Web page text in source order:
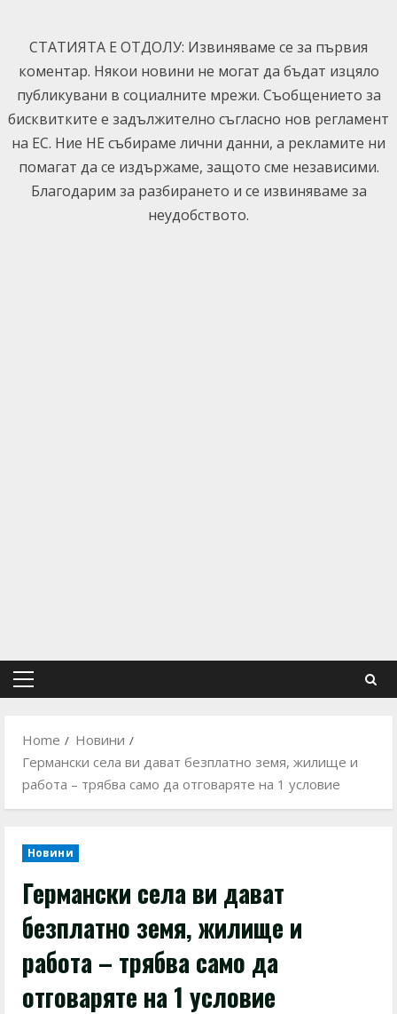
content
СТАТИЯТА Е ОТДОЛУ: Извиняваме се за първия
коментар. Някои новини не могат да бъдат изцяло
публикувани в социалните мрежи. Съобщението за
бисквитките е задължително съгласно нов регламент
на ЕС. Ние НЕ събираме лични данни, а рекламите ни
помагат да се издържаме, защото сме независими.
Благодарим за разбирането и се извиняваме за
неудобството.
Primary
Home
Новини
Германски села ви дават безплатно земя, жилище и
работа – трябва само да отговаряте на 1 условие
Новини
Германски села ви дават
безплатно земя, жилище и
работа – трябва само да
отговаряте на 1 условие